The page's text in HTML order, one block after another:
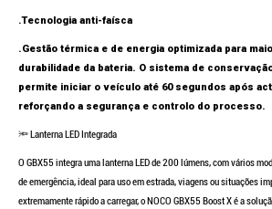
.Tecnologia anti-faísca
.Gestão térmica e de energia optimizada para
durabilidade da bateria. O sistema de
permite iniciar o veículo até 60 segundos após
reforçando a segurança e controlo do processo.
🔦 Lanterna LED Integrada
O GBX55 integra uma lanterna LED de 200 lúmens, com vários
de emergência, ideal para uso em estrada, viagens ou situações
extremamente rápido a carregar, o NOCO GBX55 Boost X é a
Continuar a comprar